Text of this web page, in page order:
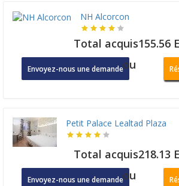
NH Alcorcon
Total acquis155.56
Envoyez-nous une demandeou
Petit Palace Lealtad Plaza
Total acquis218.13
Envoyez-nous une demandeou